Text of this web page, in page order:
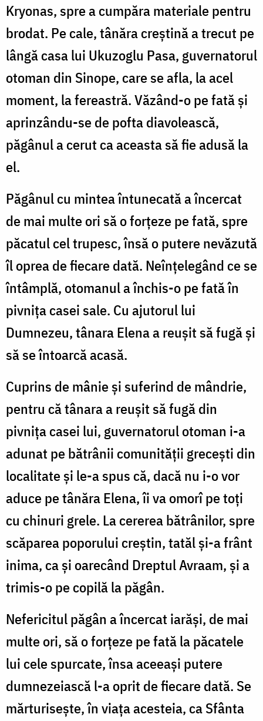
Kryonas, spre a cumpăra materiale pentru
brodat. Pe cale, tânăra creștină a trecut pe
lângă casa lui Ukuzoglu Pasa, guvernatorul
otoman din Sinope, care se afla, la acel
moment, la fereastră. Văzând-o pe fată și
aprinzându-se de pofta diavolească,
păgânul a cerut ca aceasta să fie adusă la
el.
Păgânul cu mintea întunecată a încercat
de mai multe ori să o forțeze pe fată, spre
păcatul cel trupesc, însă o putere nevăzută
îl oprea de fiecare dată. Neînțelegând ce se
întâmplă, otomanul a închis-o pe fată în
pivnița casei sale. Cu ajutorul lui
Dumnezeu, tânara Elena a reușit să fugă și
să se întoarcă acasă.
Cuprins de mânie și suferind de mândrie,
pentru că tânara a reușit să fugă din
pivnița casei lui, guvernatorul otoman i-a
adunat pe bătrânii comunității grecești din
localitate și le-a spus că, dacă nu i-o vor
aduce pe tânăra Elena, îi va omorî pe toți
cu chinuri grele. La cererea bătrânilor, spre
scăparea poporului creștin, tatăl și-a frânt
inima, ca și oarecând Dreptul Avraam, și a
trimis-o pe copilă la păgân.
Nefericitul păgân a încercat iarăși, de mai
multe ori, să o forțeze pe fată la păcatele
lui cele spurcate, însa aceeași putere
dumnezeiască l-a oprit de fiecare dată. Se
mărturisește, în viața acesteia, ca Sfânta